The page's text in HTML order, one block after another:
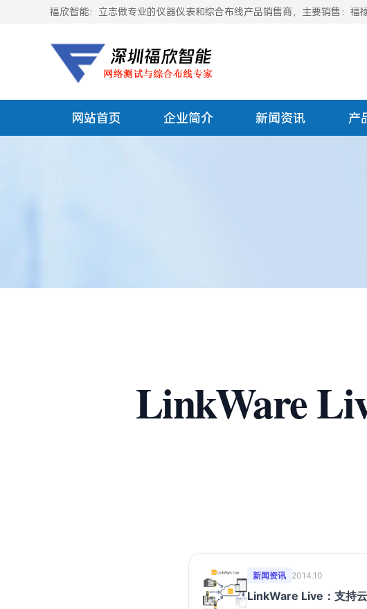
福欣智能：立志做专业的仪器仪表和综合布线产品销售商，主要销售：福
网站首页 企业简介 新闻资讯 产
LinkWare
新闻资讯 2014.10
LinkWare Live：支持